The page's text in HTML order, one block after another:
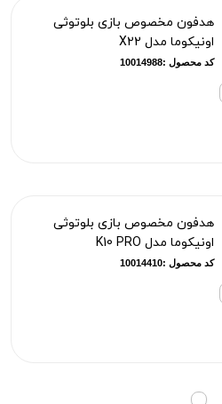
هدفون مخصوص بازی بلوتوثی
اونیکوما مدل X22
کد محصول :10014988
هدفون مخصوص بازی بلوتوثی
اونیکوما مدل K10 PRO
کد محصول :10014410